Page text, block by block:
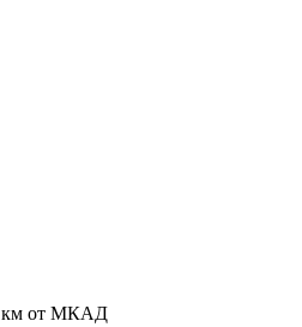
км от МКАД